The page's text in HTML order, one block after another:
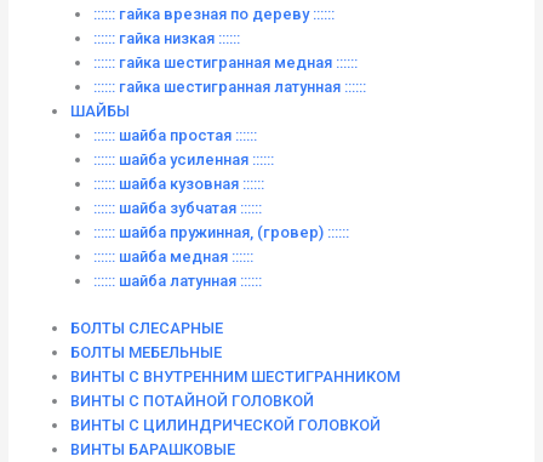
:::::: гайка врезная по дереву ::::::
:::::: гайка низкая ::::::
:::::: гайка шестигранная медная ::::::
:::::: гайка шестигранная латунная ::::::
ШАЙБЫ
:::::: шайба простая ::::::
:::::: шайба усиленная ::::::
:::::: шайба кузовная ::::::
:::::: шайба зубчатая ::::::
:::::: шайба пружинная, (гровер) ::::::
:::::: шайба медная ::::::
:::::: шайба латунная ::::::
БОЛТЫ СЛЕСАРНЫЕ
БОЛТЫ МЕБЕЛЬНЫЕ
ВИНТЫ С ВНУТРЕННИМ ШЕСТИГРАННИКОМ
ВИНТЫ С ПОТАЙНОЙ ГОЛОВКОЙ
ВИНТЫ С ЦИЛИНДРИЧЕСКОЙ ГОЛОВКОЙ
ВИНТЫ БАРАШКОВЫЕ